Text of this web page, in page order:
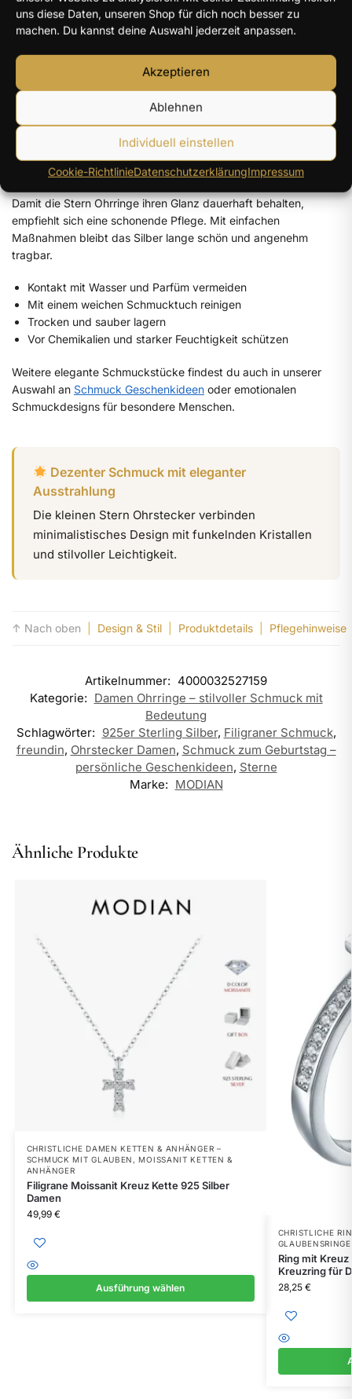
uns diese Daten, unseren Shop für dich noch besser zu
machen. Du kannst deine Auswahl jederzeit anpassen.
Akzeptieren
Ablehnen
Individuell einstellen
Cookie-RichtlinieDatenschutzerklärungImpressum
„Er bestimmt die Zahl der Sterne und
ruft sie alle mit Namen.“
– Psalm 147:4
Pflege von Sterling Silber Schmuck
Damit die Stern Ohrringe ihren Glanz dauerhaft behalten,
empfiehlt sich eine schonende Pflege. Mit einfachen
Maßnahmen bleibt das Silber lange schön und angenehm
tragbar.
Kontakt mit Wasser und Parfüm vermeiden
Mit einem weichen Schmucktuch reinigen
Trocken und sauber lagern
Vor Chemikalien und starker Feuchtigkeit schützen
Weitere elegante Schmuckstücke findest du auch in unserer
Auswahl an Schmuck Geschenkideen oder emotionalen
Schmuckdesigns für besondere Menschen.
Dezenter Schmuck mit eleganter
Ausstrahlung
Die kleinen Stern Ohrstecker verbinden
minimalistisches Design mit funkelnden Kristallen
und stilvoller Leichtigkeit.
↑ Nach oben Design & Stil Produktdetails Pflegehinweise
Artikelnummer: 4000032527159
Kategorie: Damen Ohrringe – stilvoller Schmuck mit
Bedeutung
Schlagwörter: 925er Sterling Silber, Filigraner Schmuck,
freundin, Ohrstecker Damen, Schmuck zum Geburtstag –
persönliche Geschenkideen, Sterne
Marke: MODIAN
Ähnliche Produkte
CHRISTLICHE DAMEN KETTEN & ANHÄNGER –
SCHMUCK MIT GLAUBEN ,MOISSANIT KETTEN &
ANHÄNGER
Filigrane Moissanit Kreuz Kette 925 Silber
Damen
49,99 €
Ausführung wählen
CHRISTLICHE
Ring mit
Kreuzring für
28,25 €